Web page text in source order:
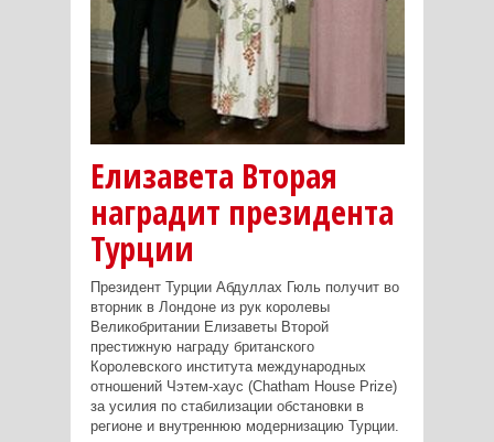
Елизавета Вторая
наградит президента
Турции
Президент Турции Абдуллах Гюль получит во
вторник в Лондоне из рук королевы
Великобритании Елизаветы Второй
престижную награду британского
Королевского института международных
отношений Чэтем-хаус (Chatham House Prize)
за усилия по стабилизации обстановки в
регионе и внутреннюю модернизацию Турции.